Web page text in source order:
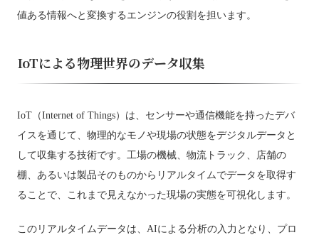
値ある情報へと変換するエンジンの役割を担います。
IoTによる物理世界のデータ収集
IoT（Internet of Things）は、センサーや通信機能を持ったデバ
イスを通じて、物理的なモノや現場の状態をデジタルデータと
して収集する技術です。工場の機械、物流トラック、店舗の
棚、あるいは製品そのものからリアルタイムでデータを取得す
ることで、これまで見えなかった現場の実態を可視化します。
このリアルタイムデータは、AIによる分析の入力となり、プロ